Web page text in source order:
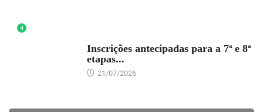
4
Inscrições antecipadas para a 7ª e 8ª
etapas...
21/07/2026